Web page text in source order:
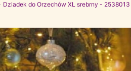
Dziadek do Orzechów XL srebrny - 2538013